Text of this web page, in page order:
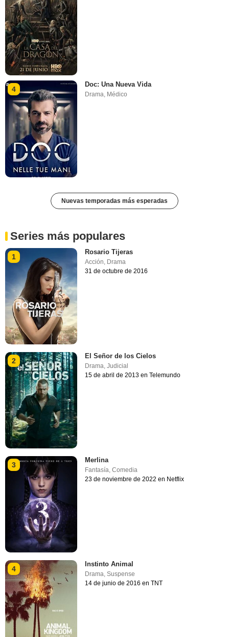
4
Doc: Una Nueva Vida
Drama, Médico
Nuevas temporadas más esperadas
Series más populares
1
Rosario Tijeras
Acción Drama
31 de octubre de 2016
2
El Señor de los Cielos
Drama,Judicial
15 de abril de 2013 en Telemundo
3
Merlina
Fantasía,Comedia
23 de noviembre de 2022 en Netflix
4
Instinto Animal
Drama,Suspense
14 de junio de 2016 en TNT